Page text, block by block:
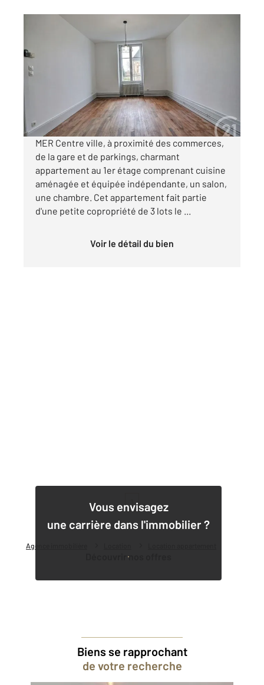
Agence immobilière
, 2 pièces
Appartement F1 à louer
442 €
par mois charges comprises
MER Centre ville, à proximité des commerces,
de la gare et de parkings, charmant
appartement au 1er étage comprenant cuisine
aménagée et équipée indépendante, un salon,
une chambre. Cet appartement fait partie
d'une petite copropriété de 3 lots le ...
Voir le détail du bien
Vous envisagez
une carrière dans l'immobilier ?
Découvrir nos offres
Biens se rapprochant
de votre recherche